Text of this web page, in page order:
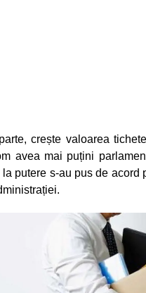
crește valoarea
avea mai puțini
putere s-au pus de acord